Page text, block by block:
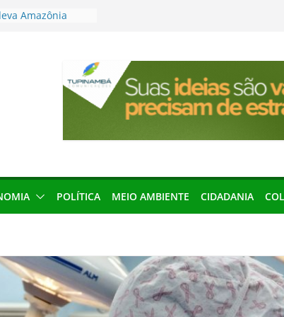
Amazônia
de 2027
local impróprio
fogo no Cemitério
protagonismo
podem barrar
POLÍTICA MEIO AMBIENTE CIDADANIA